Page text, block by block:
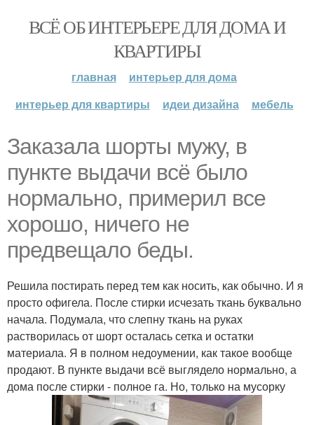
ВСЁ ОБ ИНТЕРЬЕРЕ ДЛЯ ДОМА И
КВАРТИРЫ
главная
интерьер для дома
интерьер для квартиры
идеи дизайна мебель
Заказала шорты мужу, в
пункте выдачи всё было
нормально, примерил все
хорошо, ничего не
предвещало беды.
Решила постирать перед тем как носить, как обычно. И я
просто офигела. После стирки исчезать ткань буквально
начала. Подумала, что слепну ткань на руках
растворилась от шорт осталась сетка и остатки
материала. Я в полном недоумении, как такое вообще
продают. В пункте выдачи всё выглядело нормально, а
дома после стирки - полное га. Но, только на мусорку